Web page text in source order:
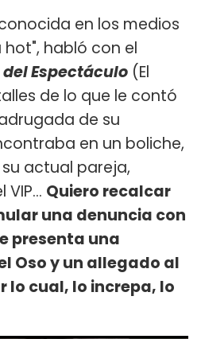
en los medios
habló con el
del Espectáculo (El
de lo que le contó
de su
en un boliche,
actual pareja,
Quiero recalcar
una denuncia con
presenta una
Oso y un allegado al
lo cual, lo increpa, lo